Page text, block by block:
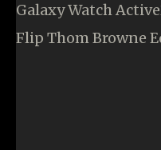
Galaxy Watch
Flip Thom Browne